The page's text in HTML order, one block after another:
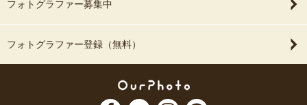
フォトグラファー募集中
フォトグラファー登録（無料）